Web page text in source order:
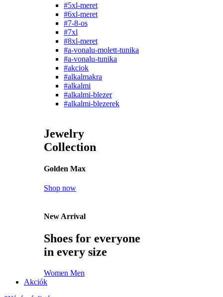
#5xl-meret
#6xl-meret
#7-8-os
#7xl
#8xl-meret
#a-vonalu-molett-tunika
#a-vonalu-tunika
#akciok
#alkalmakra
#alkalmi
#alkalmi-blezer
#alkalmi-blezerek
Jewelry
Collection
Golden Max
Shop now
New Arrival
Shoes for everyone
in every size
Women Men
Akciók